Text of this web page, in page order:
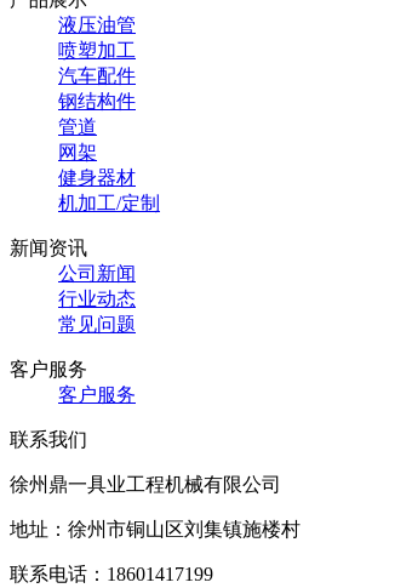
液压油管
喷塑加工
汽车配件
钢结构件
管道
网架
健身器材
机加工/定制
新闻资讯
公司新闻
行业动态
常见问题
客户服务
客户服务
联系我们
徐州鼎一具业工程机械有限公司
地址：徐州市铜山区刘集镇施楼村
联系电话：18601417199